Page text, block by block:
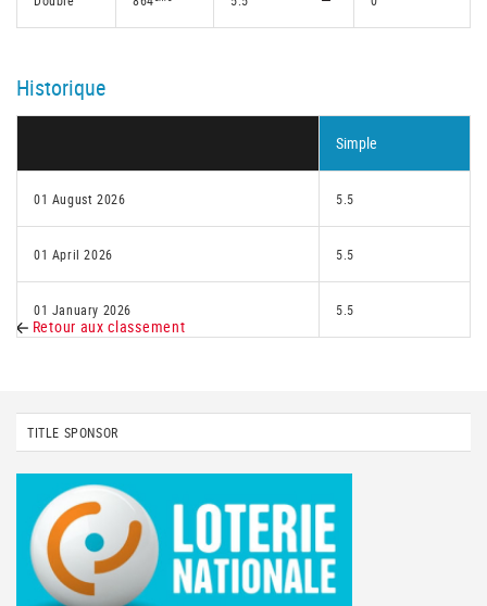
Historique
Simple
01 August 2026 5.5
01 April 2026 5.5
01 January 2026 5.5
Retour aux classement
TITLE SPONSOR